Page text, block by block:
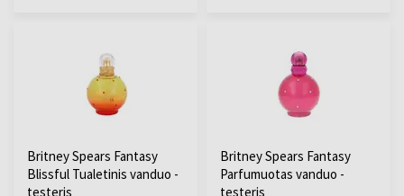
Britney Spears Fantasy
Blissful Tualetinis vanduo -
testeris
Britney Spears Fantasy
Parfumuotas vanduo -
testeris